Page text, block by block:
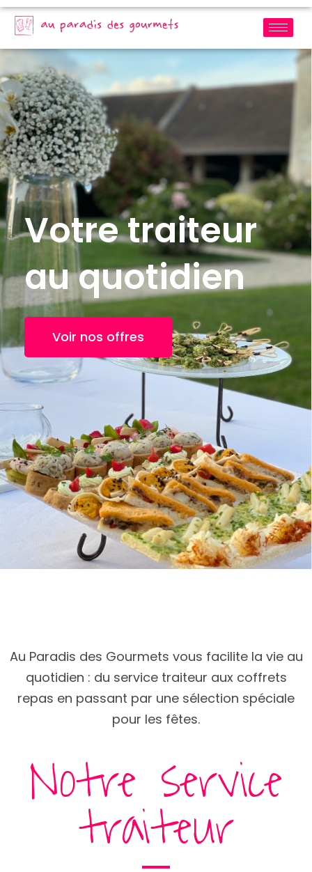
Votre traiteur
au quotidien
Voir nos offres
Au Paradis des Gourmets vous facilite la vie au
quotidien : du service traiteur aux coffrets
repas en passant par une sélection spéciale
pour les fêtes.
Notre service
traiteur